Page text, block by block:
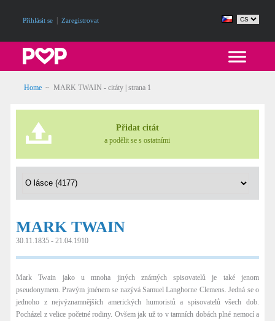
Přihlásit se Zaregistrovat
Home ~ MARK TWAIN - citáty | strana 1
Přidat citát
a podělit se s ostatními
MARK TWAIN
30.11.1835 - 21.04.1910
Mark Twain jako u mnoha jiných známých spisovatelů je také jenom
pseudonymem. Pravým jménem se nazývá Samuel Langhorne Clemens. Jedná se o
jednoho z nejvýznamnějších amerických humoristů a spisovatelů všech dob.
Pocházel z velice početné rodiny. Ovšem jak už to v tamních dobách plné nemocí a